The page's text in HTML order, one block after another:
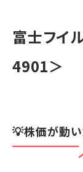
富士フイ
4901＞
💡株価が動い